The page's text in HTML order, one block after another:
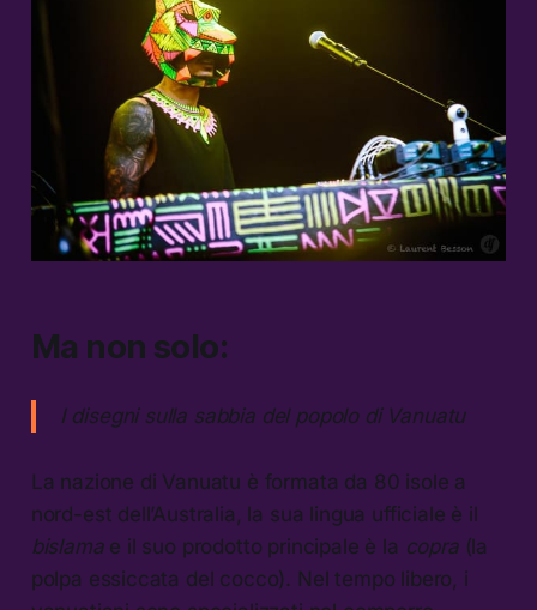
Ma non solo:
I disegni sulla sabbia del popolo di Vanuatu
La nazione di Vanuatu è formata da 80 isole a
nord-est dell’Australia, la sua lingua ufficiale è il
bislamae il suo prodotto principale è la copra(la
polpa essiccata del cocco). Nel tempo libero, i